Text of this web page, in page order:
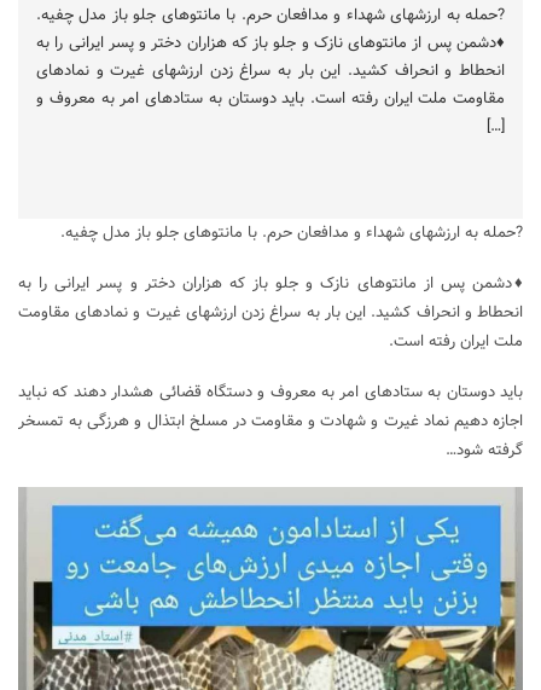
?حمله به ارزشهای شهداء و مدافعان حرم. با مانتوهای جلو باز مدل چفیه.
♦️دشمن پس از مانتوهای نازک و جلو باز که هزاران دختر و پسر ایرانی را به
انحطاط و انحراف کشید. این بار به سراغ زدن ارزشهای غیرت و نمادهای
مقاومت ملت ایران رفته است. باید دوستان به ستادهای امر به معروف و
[…]
?حمله به ارزشهای شهداء و مدافعان حرم. با مانتوهای جلو باز مدل چفیه.
♦️دشمن پس از مانتوهای نازک و جلو باز که هزاران دختر و پسر ایرانی را به
انحطاط و انحراف کشید. این بار به سراغ زدن ارزشهای غیرت و نمادهای مقاومت
ملت ایران رفته است.
باید دوستان به ستادهای امر به معروف و دستگاه قضائی هشدار دهند که نباید
اجازه دهیم نماد غیرت و شهادت و مقاومت در مسلخ ابتذال و هرزگی به تمسخر
گرفته شود…